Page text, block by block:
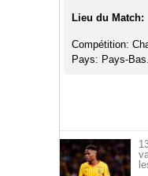
Lieu du Match:
Compétition:
Pays: Pays-Bas.